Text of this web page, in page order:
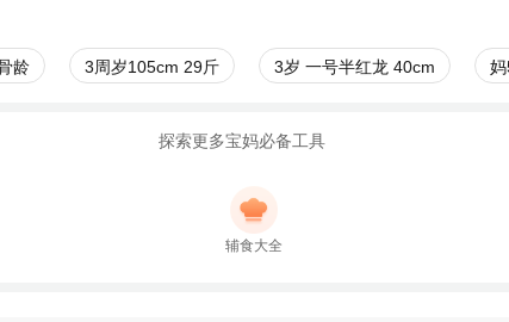
龄 3周岁105cm 29斤 3岁 一号半红龙 40cm
探索更多宝妈必备工具
辅食大全